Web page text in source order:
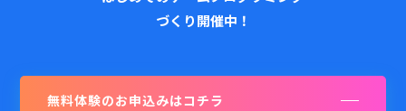
づくり開催中！
無料体験のお申込みはコチラ